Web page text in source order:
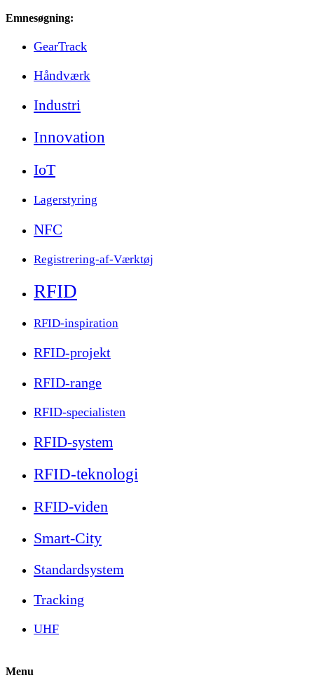
Emnesøgning:
GearTrack
Håndværk
Industri
Innovation
IoT
Lagerstyring
NFC
Registrering-af-Værktøj
RFID
RFID-inspiration
RFID-projekt
RFID-range
RFID-specialisten
RFID-system
RFID-teknologi
RFID-viden
Smart-City
Standardsystem
Tracking
UHF
Menu